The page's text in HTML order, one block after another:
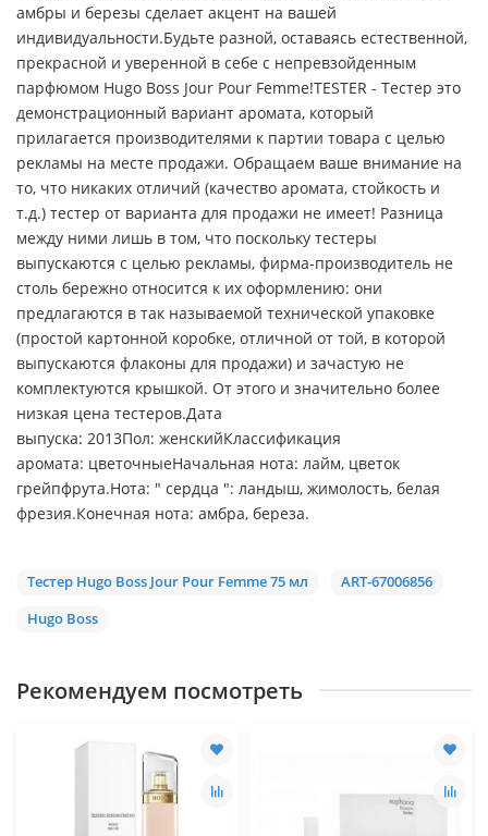
амбры и березы сделает акцент на вашей
индивидуальности.Будьте разной, оставаясь естественной,
прекрасной и уверенной в себе с непревзойденным
парфюмом Hugo Boss Jour Pour Femme!TESTER - Тестер это
демонстрационный вариант аромата, который
прилагается производителями к партии товара с целью
рекламы на месте продажи. Обращаем ваше внимание на
то, что никаких отличий (качество аромата, стойкость и
т.д.) тестер от варианта для продажи не имеет! Разница
между ними лишь в том, что поскольку тестеры
выпускаются с целью рекламы, фирма-производитель не
столь бережно относится к их оформлению: они
предлагаются в так называемой технической упаковке
(простой картонной коробке, отличной от той, в которой
выпускаются флаконы для продажи) и зачастую не
комплектуются крышкой. От этого и значительно более
низкая цена тестеров.Дата
выпуска: 2013Пол: женскийКлассификация
аромата: цветочныеНачальная нота: лайм, цветок
грейпфрута.Нота: " сердца ": ландыш, жимолость, белая
фрезия.Конечная нота: амбра, береза.
Тестер Hugo Boss Jour Pour Femme 75 мл
ART-67006856
Hugo Boss
Рекомендуем посмотреть